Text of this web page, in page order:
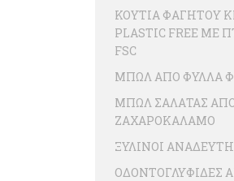
ΚΟΥΤΙΑ ΦΑΓΗΤΟΥ
PLASTIC FREE ME
FSC
ΜΠΩΛ ΑΠΟ ΦΥΛΛΑ
ΜΠΩΛ ΣΑΛΑΤΑΣ
ΖΑΧΑΡΟΚΑΛΑΜΟ
ΞΥΛΙΝΟΙ
ΟΔΟΝΤΟΓΛΥΦΙΔΕΣ